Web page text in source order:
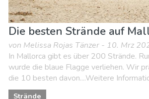
Die besten Strände auf
von Melissa Rojas Tänzer - 10. Mrz
In Mallorca gibt es über 200 Strände.
wurde die blaue Flagge verliehen. Wir
die 10 besten davon....Weitere
Strände